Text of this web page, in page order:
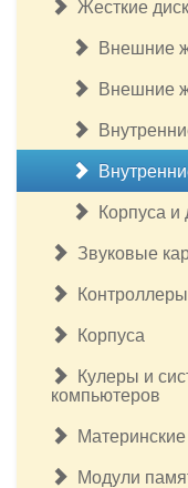
Жесткие
Внешние
Внешние
Корпуса и
Звуковые
Контроллеры
Корпуса
Кулеры и
компьютеров
Модули